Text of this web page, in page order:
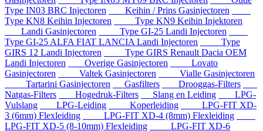
Type IN03 BRC Injectoren
Keihin / Prins Gasinjectoren
Type KN8 Keihin Injectoren
Type KN9 Keihin Injektoren
Landi Gasinjectoren
Type GI-25 Landi Injectoren
Type GI-25 ALFA FIAT LANCIA Landi Injectoren
Type
GIRS 12 Landi Injectoren
Type GIRS Renault Dacia OEM
Landi Injectoren
Overige Gasinjectoren
Lovato
Gasinjectoren
Valtek Gasinjectoren
Vialle Gasinjectoren
Tartarini Gasinjectoren
Gasfilters
Drooggas-Filters
Natgas-Filters
Hogedruk-Filters Slang en Leiding
LPG-
Vulslang
LPG-Leiding Koperleiding
LPG-FIT XD-
3 (6mm) Flexleiding
LPG-FIT XD-4 (8mm) Flexleiding
LPG-FIT XD-5 (8-10mm) Flexleiding
LPG-FIT XD-6